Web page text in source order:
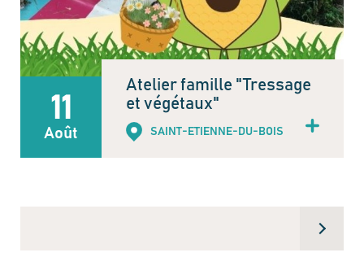
11
Août
Atelier famille "Tressage
et végétaux"
SAINT-ETIENNE-DU-BOIS